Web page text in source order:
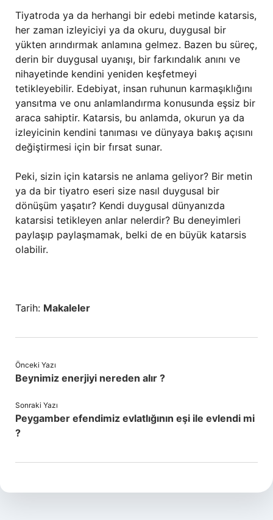
Tiyatroda ya da herhangi bir edebi metinde katarsis,
her zaman izleyiciyi ya da okuru, duygusal bir
yükten arındırmak anlamına gelmez. Bazen bu süreç,
derin bir duygusal uyanışı, bir farkındalık anını ve
nihayetinde kendini yeniden keşfetmeyi
tetikleyebilir. Edebiyat, insan ruhunun karmaşıklığını
yansıtma ve onu anlamlandırma konusunda eşsiz bir
araca sahiptir. Katarsis, bu anlamda, okurun ya da
izleyicinin kendini tanıması ve dünyaya bakış açısını
değiştirmesi için bir fırsat sunar.
Peki, sizin için katarsis ne anlama geliyor? Bir metin
ya da bir tiyatro eseri size nasıl duygusal bir
dönüşüm yaşatır? Kendi duygusal dünyanızda
katarsisi tetikleyen anlar nelerdir? Bu deneyimleri
paylaşıp paylaşmamak, belki de en büyük katarsis
olabilir.
Tarih: Makaleler
Önceki Yazı
Beynimiz enerjiyi nereden alır ?
Sonraki Yazı
Peygamber efendimiz evlatlığının eşi ile evlendi mi
?